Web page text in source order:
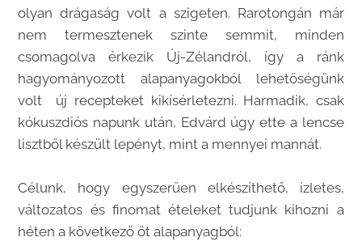
olyan drágaság volt a szigeten. Rarotongán már
nem termesztenek szinte semmit, minden
csomagolva érkezik Új-Zélandról, így a ránk
hagyományozott alapanyagokból lehetőségünk
volt új recepteket kikísérletezni. Harmadik, csak
kókuszdiós napunk után, Edvárd úgy ette a lencse
lisztből készült lepényt, mint a mennyei mannát.
Célunk, hogy egyszerűen elkészíthető, ízletes,
változatos és finomat ételeket tudjunk kihozni a
héten a következő öt alapanyagból: